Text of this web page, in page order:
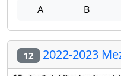
A B
12 2022-2023